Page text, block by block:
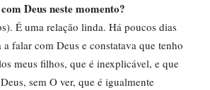
Deus neste momento?
É uma relação linda. Há poucos dias
a falar com Deus e constatava que tenho
meus filhos, que é inexplicável, e que
sem O ver, que é igualmente